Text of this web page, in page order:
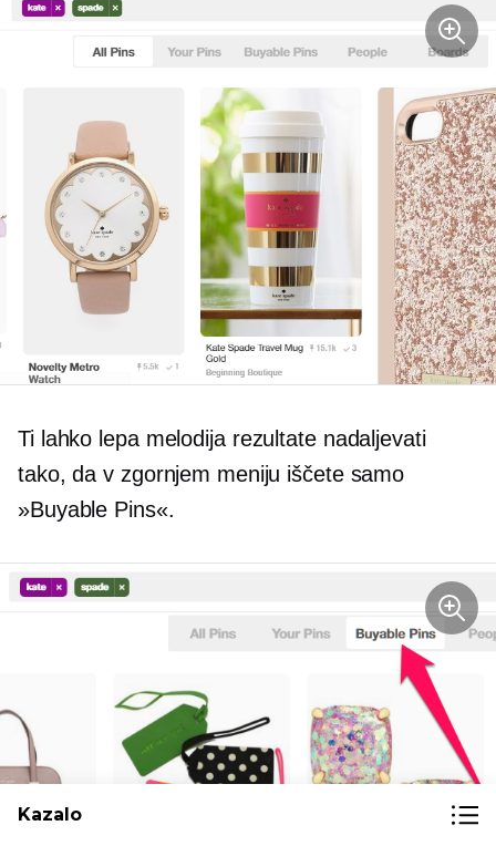
Ti lahko lepa melodijarezultate nadaljevati
tako, da v zgornjem meniju iščete samo
»Buyable Pins«.
Kazalo